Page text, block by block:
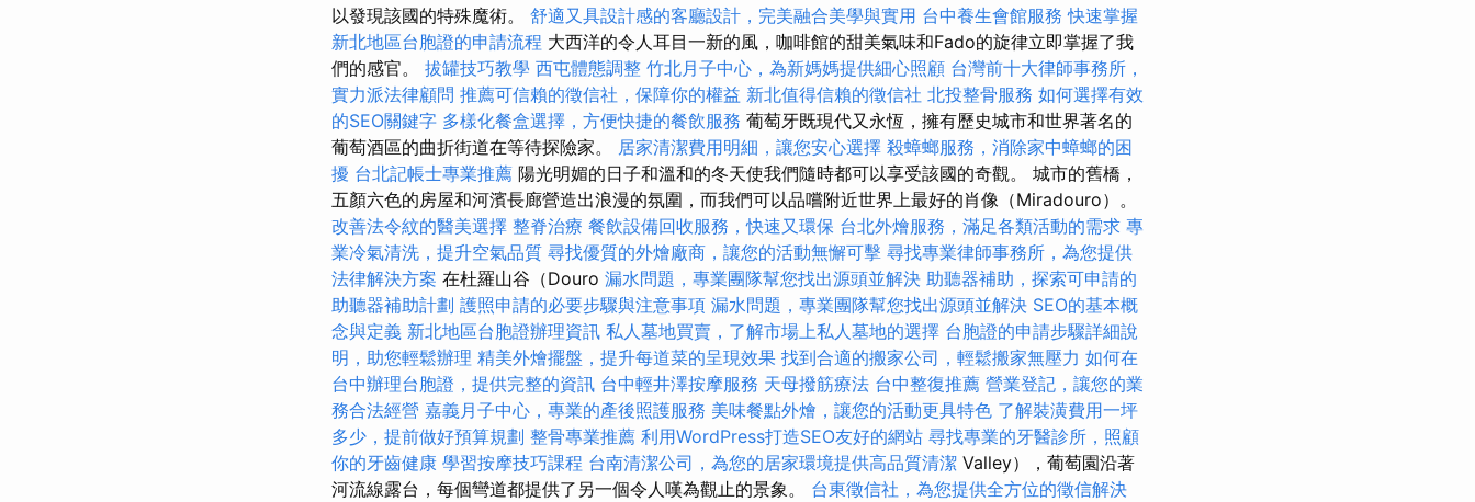
以發現該國的特殊魔術。 舒適又具設計感的客廳設計，完美融合美學與實用 台中養生會館服務快速掌握
新北地區台胞證的申請流程 大西洋的令人耳目一新的風，咖啡館的甜美氣味和Fado的旋律立即掌握了我
們的感官。 拔罐技巧教學 西屯體態調整 竹北月子中心，為新媽媽提供細心照顧 台灣前十大律師事務所，
實力派法律顧問 推薦可信賴的徵信社，保障你的權益 新北值得信賴的徵信社 北投整骨服務 如何選擇有效
的SEO關鍵字 多樣化餐盒選擇，方便快捷的餐飲服務 葡萄牙既現代又永恆，擁有歷史城市和世界著名的
葡萄酒區的曲折街道在等待探險家。 居家清潔費用明細，讓您安心選擇 殺蟑螂服務，消除家中蟑螂的困
擾 台北記帳士專業推薦 陽光明媚的日子和溫和的冬天使我們隨時都可以享受該國的奇觀。 城市的舊橋，
五顏六色的房屋和河濱長廊營造出浪漫的氛圍，而我們可以品嚐附近世界上最好的肖像（Miradouro）。
改善法令紋的醫美選擇 整脊治療 餐飲設備回收服務，快速又環保 台北外燴服務，滿足各類活動的需求 專
業冷氣清洗，提升空氣品質 尋找優質的外燴廠商，讓您的活動無懈可擊 尋找專業律師事務所，為您提供
法律解決方案 在杜羅山谷（Douro 漏水問題，專業團隊幫您找出源頭並解決 助聽器補助，探索可申請的
助聽器補助計劃 護照申請的必要步驟與注意事項 漏水問題，專業團隊幫您找出源頭並解決 SEO的基本概
念與定義 新北地區台胞證辦理資訊 私人墓地買賣，了解市場上私人墓地的選擇 台胞證的申請步驟詳細說
明，助您輕鬆辦理 精美外燴擺盤，提升每道菜的呈現效果 找到合適的搬家公司，輕鬆搬家無壓力 如何在
台中辦理台胞證，提供完整的資訊 台中輕井澤按摩服務 天母撥筋療法 台中整復推薦 營業登記，讓您的業
務合法經營 嘉義月子中心，專業的產後照護服務 美味餐點外燴，讓您的活動更具特色 了解裝潢費用一坪
多少，提前做好預算規劃 整骨專業推薦 利用WordPress打造SEO友好的網站 尋找專業的牙醫診所，照顧
你的牙齒健康 學習按摩技巧課程 台南清潔公司，為您的居家環境提供高品質清潔 Valley），葡萄園沿著
河流線露台，每個彎道都提供了另​​一個令人嘆為觀止的景象。 台東徵信社，為您提供全方位的徵信解決